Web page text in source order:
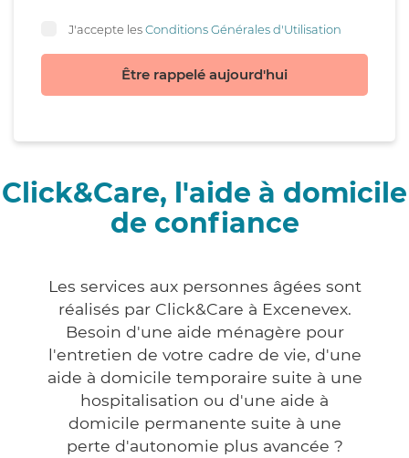
J'accepte lesConditions Générales d'Utilisation
Être rappelé aujourd'hui
Click&Care, l'aide à domicile
de confiance
Les services aux personnes âgées sont
réalisés par Click&Care à Excenevex.
Besoin d'une aide ménagère pour
l'entretien de votre cadre de vie, d'une
aide à domicile temporaire suite à une
hospitalisation ou d'une aide à
domicile permanente suite à une
perte d'autonomie plus avancée ?